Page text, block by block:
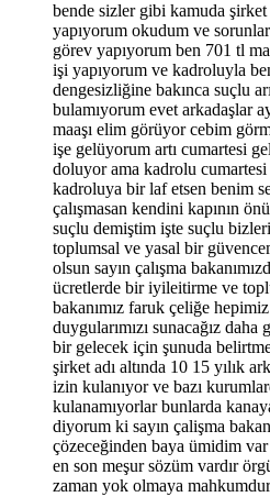
bende sizler gibi kamuda
yapıyorum okudum ve
görev yapıyorum ben 701 tl
işi yapıyorum ve kadroluyla
dengesizliğine bakınca suçlu
bulamıyorum evet arkadaşlar
maaşı elim görüyor cebim
işe gelüyorum artı cumartesi
doluyor ama kadrolu
kadroluya bir laf etsen benim
çalışmasan kendini kapının
suçlu demiştim işte suçlu
toplumsal ve yasal bir
olsun sayın çalışma
ücretlerde bir iyileitirme ve
bakanımız faruk çeliğe
duygularımızı sunacağız
bir gelecek için şunuda
şirket adı altında 10 15 yılık
izin kulanıyor ve bazı
kulanamıyorlar bunlarda
diyorum ki sayın çalişma
çözeceğinden baya ümidim
en son meşur sözüm vardır
zaman yok olmaya